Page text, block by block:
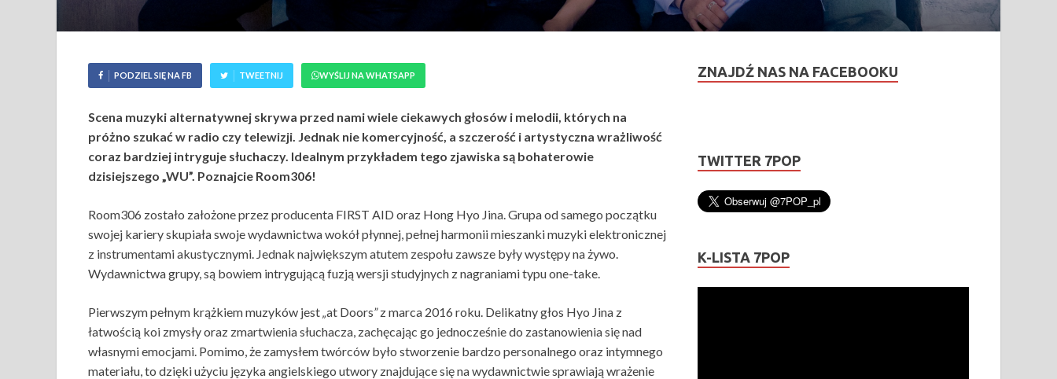
PODZIEL SIĘ NA FB TWEETNIJ WYŚLIJ NA WHATSAPP
Scena muzyki alternatywnej skrywa przed nami wiele ciekawych głosów i melodii, których na
próżno szukać w radio czy telewizji. Jednak nie komercyjność, a szczerość i artystyczna wrażliwość
coraz bardziej intryguje słuchaczy. Idealnym przykładem tego zjawiska są bohaterowie
dzisiejszego „WU”. Poznajcie Room306!
Room306 zostało założone przez producenta FIRST AID oraz Hong Hyo Jina. Grupa od samego początku
swojej kariery skupiała swoje wydawnictwa wokół płynnej, pełnej harmonii mieszanki muzyki elektronicznej
z instrumentami akustycznymi. Jednak największym atutem zespołu zawsze były występy na żywo.
Wydawnictwa grupy, są bowiem intrygującą fuzją wersji studyjnych z nagraniami typu one-take.
Pierwszym pełnym krążkiem muzyków jest„at Doors”z marca 2016 roku. Delikatny głos Hyo Jina z
łatwością koi zmysły oraz zmartwienia słuchacza, zachęcając go jednocześnie do zastanowienia się nad
własnymi emocjami. Pomimo, że zamysłem twórców było stworzenie bardzo personalnego oraz intymnego
materiału, to dzięki użyciu języka angielskiego utwory znajdujące się na wydawnictwie sprawiają wrażenie
ZNAJDŹ NAS NA FACEBOOKU
TWITTER 7POP
K-LISTA 7POP